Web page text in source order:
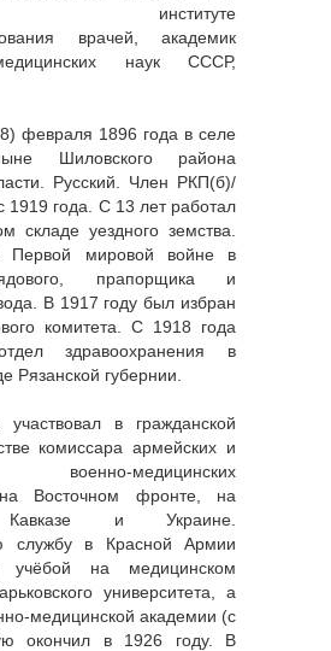
институте
врачей, академик
наук СССР,
февраля 1896 года в селе
Шиловского района
Русский. Член РКП(б)/
года. С 13 лет работал
складе уездного земства.
Первой мировой войне в
прапорщика и
В 1917 году был избран
комитета. С 1918 года
здравоохранения в
Рязанской губернии.
в гражданской
комиссара армейских и
военно-медицинских
Восточном фронте, на
и Украине.
службу в Красной Армии
на медицинском
университета, а
медицинской академии (с
окончил в 1926 году. В